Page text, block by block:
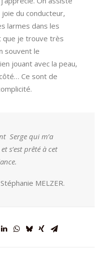
joie du conducteur,
larmes dans les
que je trouve très
souvent le
jouant avec la peau,
Ce sont de
Serge qui m’a
s’est prêté à cet
MELZER.